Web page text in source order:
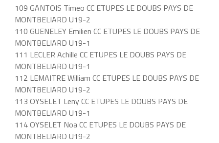
109 GANTOIS Timeo CC ETUPES LE DOUBS PAYS DE
MONTBELIARD U19-2
110 GUENELEY Emilien CC ETUPES LE DOUBS PAYS DE
MONTBELIARD U19-1
111 LECLER Achille CC ETUPES LE DOUBS PAYS DE
MONTBELIARD U19-1
112 LEMAITRE William CC ETUPES LE DOUBS PAYS DE
MONTBELIARD U19-2
113 OYSELET Leny CC ETUPES LE DOUBS PAYS DE
MONTBELIARD U19-1
114 OYSELET Noa CC ETUPES LE DOUBS PAYS DE
MONTBELIARD U19-2